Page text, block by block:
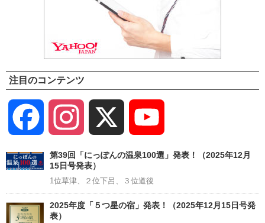
注目のコンテンツ
Facebook Instagram
Channel
第39回「にっぽんの温泉100選」発表！（2025年12月
15日号発表）
1位草津、２位下呂、３位道後
2025年度「５つ星の宿」発表！（2025年12月15日号発
表）